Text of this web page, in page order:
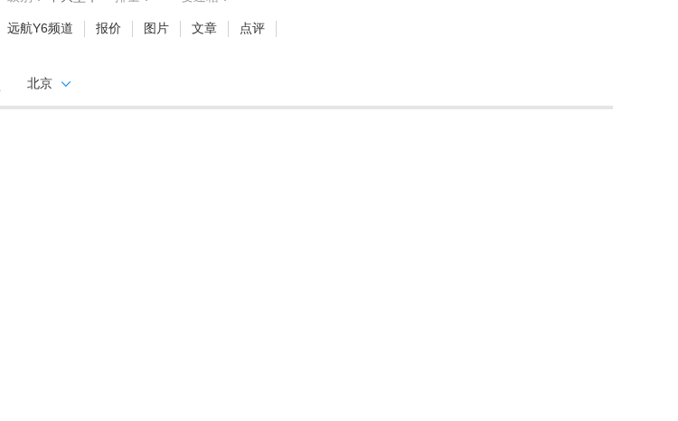
远航Y6频道 报价 图片 文章 点评
北京